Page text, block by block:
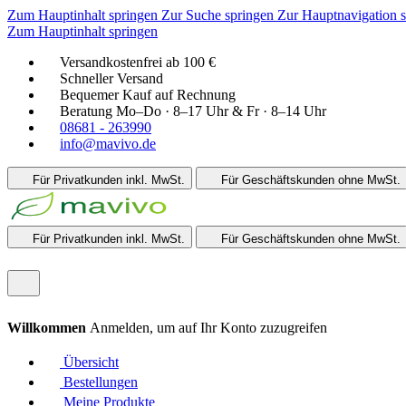
Zum Hauptinhalt springen Zur Suche springen Zur Hauptnavigation
Zum Hauptinhalt springen
Versandkostenfrei ab 100 €
Schneller Versand
Bequemer Kauf auf Rechnung
Beratung Mo–Do · 8–17 Uhr & Fr · 8–14 Uhr
08681 - 263990
info@mavivo.de
Für Privatkunden inkl. MwSt. Für Geschäftskunden ohne MwSt.
Für Privatkunden inkl. MwSt. Für Geschäftskunden ohne MwSt.
Willkommen Anmelden, um auf Ihr Konto zuzugreifen
Übersicht
Bestellungen
Meine Produkte